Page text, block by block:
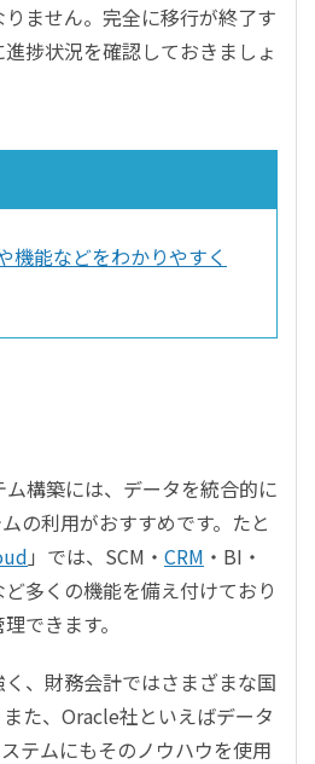
ません。完全に移行が終了す
捗状況を確認しておきましょ
機能などをわかりやすく
構築には、データを統合的に
の利用がおすすめです。たと
」では、SCM・ CRM ・BI・
多くの機能を備え付けており
できます。
、財務会計ではさまざまな国
た、Oracle社といえばデータ
テムにもそのノウハウを使用